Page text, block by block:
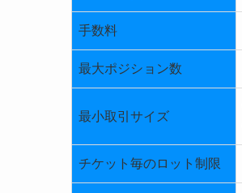
手数料
最大ポジション数
最小取引サイズ
チケット毎のロット制限